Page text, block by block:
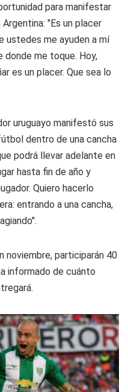
para manifestar
"Es un placer
ustedes me ayuden a mí
donde me toque. Hoy,
es un placer. Que sea lo
uruguayo manifestó sus
dentro de una cancha
podrá llevar adelante en
hasta fin de año y
Quiero hacerlo
entrando a una cancha,
noviembre, participarán 40
informado de cuánto